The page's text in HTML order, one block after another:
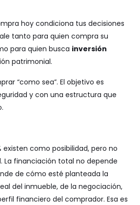
hoy condiciona tus decisiones
tanto para quien compra su
para quien busca inversión
patrimonial.
“como sea”. El objetivo es
y con una estructura que
existen como posibilidad, pero no
La financiación total no depende
de cómo esté planteada la
del inmueble, de la negociación,
financiero del comprador. Esa es